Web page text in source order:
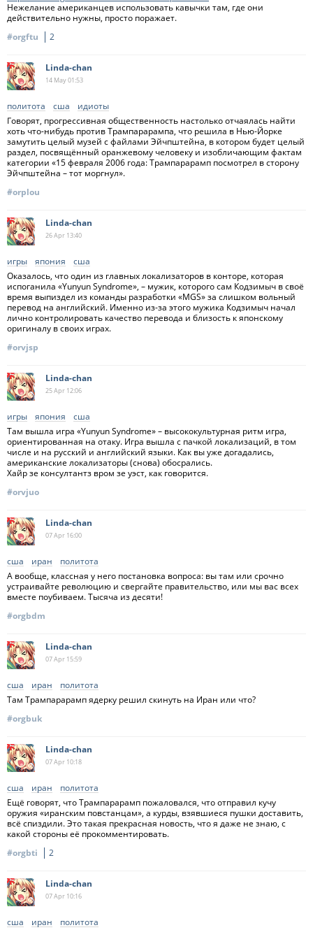
Нежелание американцев использовать кавычки там, где они
действительно нужны, просто поражает.
#orgftu
2
Linda-chan
14 May01:53
политота сша
идиоты
Говорят, прогрессивная общественность настолько отчаялась найти
хоть что-нибудь против Трампарарампа, что решила в Нью-Йорке
замутить целый музей с файлами Эйчпштейна, в котором будет целый
раздел, посвящённый оранжевому человеку и изобличающим фактам
категории «15 февраля 2006 года: Трампарарамп посмотрел в сторону
Эйчпштейна – тот моргнул».
#orplou
Linda-chan
26 Apr 13:40
игры япония
сша
Оказалось, что один из главных локализаторов в конторе, которая
испоганила «Yunyun Syndrome», – мужик, которого сам Кодзимыч в своё
время выпиздел из команды разработки «MGS» за слишком вольный
перевод на английский. Именно из-за этого мужика Кодзимыч начал
лично контролировать качество перевода и близость к японскому
оригиналу в своих играх.
#orvjsp
Linda-chan
25 Apr 12:06
игры япония
сша
Там вышла игра «Yunyun Syndrome» – высококультурная ритм игра,
ориентированная на отаку. Игра вышла с пачкой локализаций, в том
числе и на русский и английский языки. Как вы уже догадались,
американские локализаторы (снова) обосрались.
Хайр зе консултантз вром зе уэст, как говорится.
#orvjuo
Linda-chan
07 Apr 16:00
сша иран
политота
А вообще, классная у него постановка вопроса: вы там или срочно
устраивайте революцию и свергайте правительство, или мы вас всех
вместе поубиваем. Тысяча из десяти!
#orgbdm
Linda-chan
07 Apr 15:59
сша иран
политота
Там Трампарарамп ядерку решил скинуть на Иран или что?
#orgbuk
Linda-chan
07 Apr 10:18
сша иран
политота
Ещё говорят, что Трампарарамп пожаловался, что отправил кучу
оружия «иранским повстанцам», а курды, взявшиеся пушки доставить,
всё спиздили. Это такая прекрасная новость, что я даже не знаю, с
какой стороны её прокомментировать.
#orgbti
2
Linda-chan
07 Apr 10:16
сша иран
политота